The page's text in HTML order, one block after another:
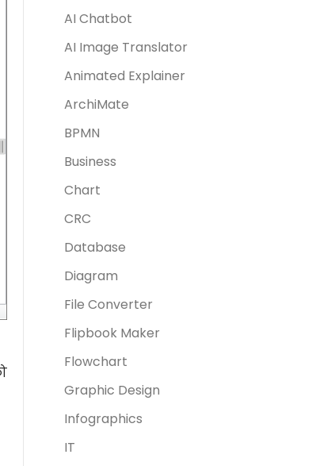
AI Chatbot
AI Image Translator
Animated Explainer
ArchiMate
BPMN
Business
Chart
CRC
Database
Diagram
File Converter
Flipbook Maker
Flowchart
Graphic Design
Infographics
IT